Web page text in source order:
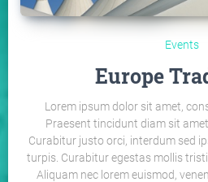
Events
Europe
Lorem ipsum dolor sit amet,
Praesent tincidunt diam sit
Curabitur justo orci, interdum sed
turpis. Curabitur egestas mollis
Aliquam nec lorem euismod,